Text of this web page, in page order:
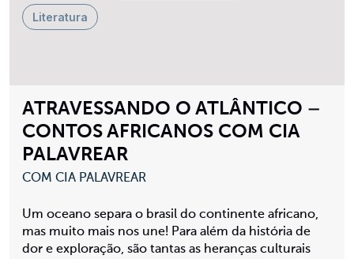
ATRAVESSANDO O ATLÂNTICO –
CONTOS AFRICANOS COM CIA
PALAVREAR
COM CIA PALAVREAR
Um oceano separa o brasil do continente africano,
mas muito mais nos une! Para além da história de
dor e exploração, são tantas as heranças culturais
Literatura